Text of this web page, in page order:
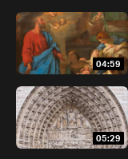
04:59
05:29